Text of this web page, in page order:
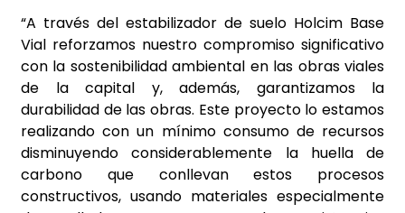
“A través del estabilizador de suelo Holcim Base
Vial reforzamos nuestro compromiso significativo
con la sostenibilidad ambiental en las obras viales
de la capital y, además, garantizamos la
durabilidad de las obras. Este proyecto lo estamos
realizando con un mínimo consumo de recursos
disminuyendo considerablemente la huella de
carbono que conllevan estos procesos
constructivos, usando materiales especialmente